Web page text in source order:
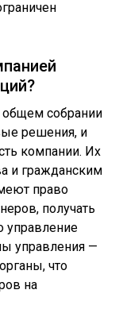
собрании
решения, и
компании. Их
и гражданским
право
получать
управление
управления —
что
на